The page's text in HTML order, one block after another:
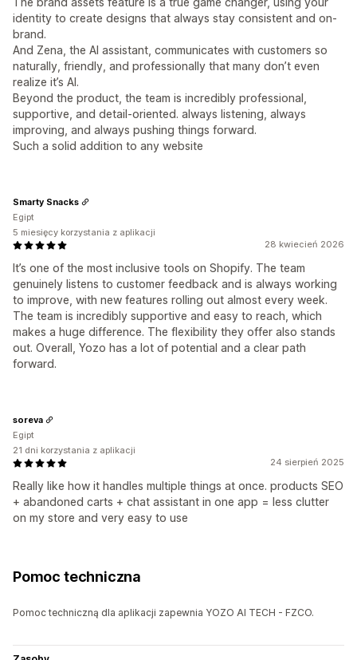
identity to create designs that always stay consistent and on-
brand.
And Zena, the AI assistant, communicates with customers so
naturally, friendly, and professionally that many don’t even
realize it’s AI.
Beyond the product, the team is incredibly professional,
supportive, and detail-oriented. always listening, always
improving, and always pushing things forward.
Such a solid addition to any website
28 kwiecień 2026
It’s one of the most inclusive tools on Shopify. The team
genuinely listens to customer feedback and is always working
to improve, with new features rolling out almost every week.
The team is incredibly supportive and easy to reach, which
makes a huge difference. The flexibility they offer also stands
out. Overall, Yozo has a lot of potential and a clear path
forward.
Smarty Snacks
Egipt
5 miesięcy korzystania z aplikacji
24 sierpień 2025
Really like how it handles multiple things at once. products SEO
+ abandoned carts + chat assistant in one app = less clutter
on my store and very easy to use
soreva
Egipt
21 dni korzystania z aplikacji
Pomoc techniczna
Pomoc techniczną dla aplikacji zapewnia YOZO AI TECH - FZCO.